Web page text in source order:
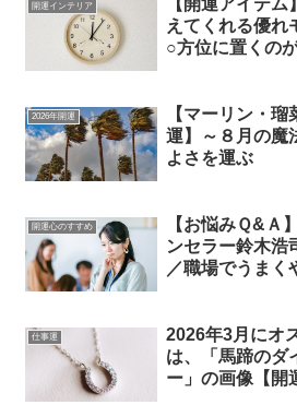
開運インテリア
【開運アイテ
えてくれる優れ
○方位に置くの
2026年開運
【マーリン・
運】～８月の
よさを運ぶ
開運心のすすめ
【お悩みＱ&Ａ
ンセラー鈴木浩
／職場でうまく
仕事運
2026年3月にオ
は、「馬蹄のダ
ー」の画像【開